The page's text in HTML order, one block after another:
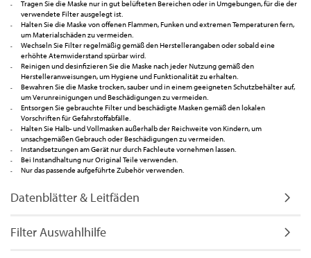
Tragen Sie die Maske nur in gut belüfteten Bereichen oder in Umgebungen, für die der
verwendete Filter ausgelegt ist.
Halten Sie die Maske von offenen Flammen, Funken und extremen Temperaturen fern,
um Materialschäden zu vermeiden.
Wechseln Sie Filter regelmäßig gemäß den Herstellerangaben oder sobald eine
erhöhte Atemwiderstand spürbar wird.
Reinigen und desinfizieren Sie die Maske nach jeder Nutzung gemäß den
Herstelleranweisungen, um Hygiene und Funktionalität zu erhalten.
Bewahren Sie die Maske trocken, sauber und in einem geeigneten Schutzbehälter auf,
um Verunreinigungen und Beschädigungen zu vermeiden.
Entsorgen Sie gebrauchte Filter und beschädigte Masken gemäß den lokalen
Vorschriften für Gefahrstoffabfälle.
Halten Sie Halb- und Vollmasken außerhalb der Reichweite von Kindern, um
unsachgemäßen Gebrauch oder Beschädigungen zu vermeiden.
Instandsetzungen am Gerät nur durch Fachleute vornehmen lassen.
Bei Instandhaltung nur Original Teile verwenden.
Nur das passende aufgeführte Zubehör verwenden.
Datenblätter & Leitfäden
Filter Auswahlhilfe